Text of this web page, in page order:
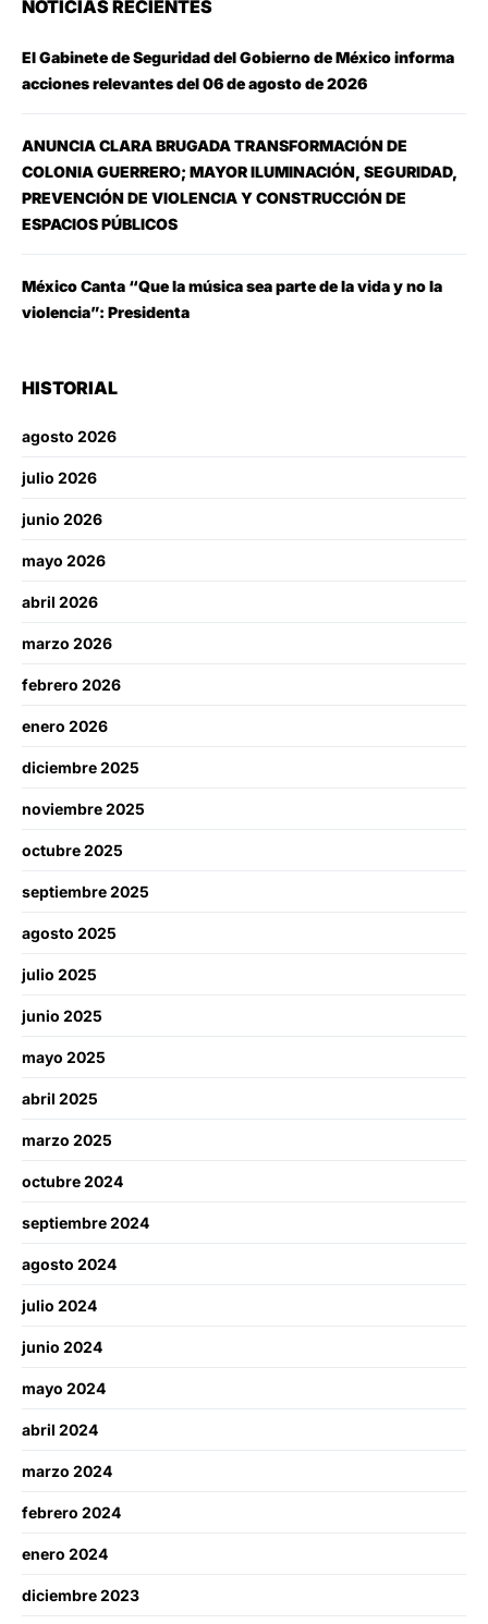
NOTICIAS RECIENTES
El Gabinete de Seguridad del Gobierno de México informa
acciones relevantes del 06 de agosto de 2026
ANUNCIA CLARA BRUGADA TRANSFORMACIÓN DE
COLONIA GUERRERO; MAYOR ILUMINACIÓN, SEGURIDAD,
PREVENCIÓN DE VIOLENCIA Y CONSTRUCCIÓN DE
ESPACIOS PÚBLICOS
México Canta “Que la música sea parte de la vida y no la
violencia”: Presidenta
HISTORIAL
agosto 2026
julio 2026
junio 2026
mayo 2026
abril 2026
marzo 2026
febrero 2026
enero 2026
diciembre 2025
noviembre 2025
octubre 2025
septiembre 2025
agosto 2025
julio 2025
junio 2025
mayo 2025
abril 2025
marzo 2025
octubre 2024
septiembre 2024
agosto 2024
julio 2024
junio 2024
mayo 2024
abril 2024
marzo 2024
febrero 2024
enero 2024
diciembre 2023